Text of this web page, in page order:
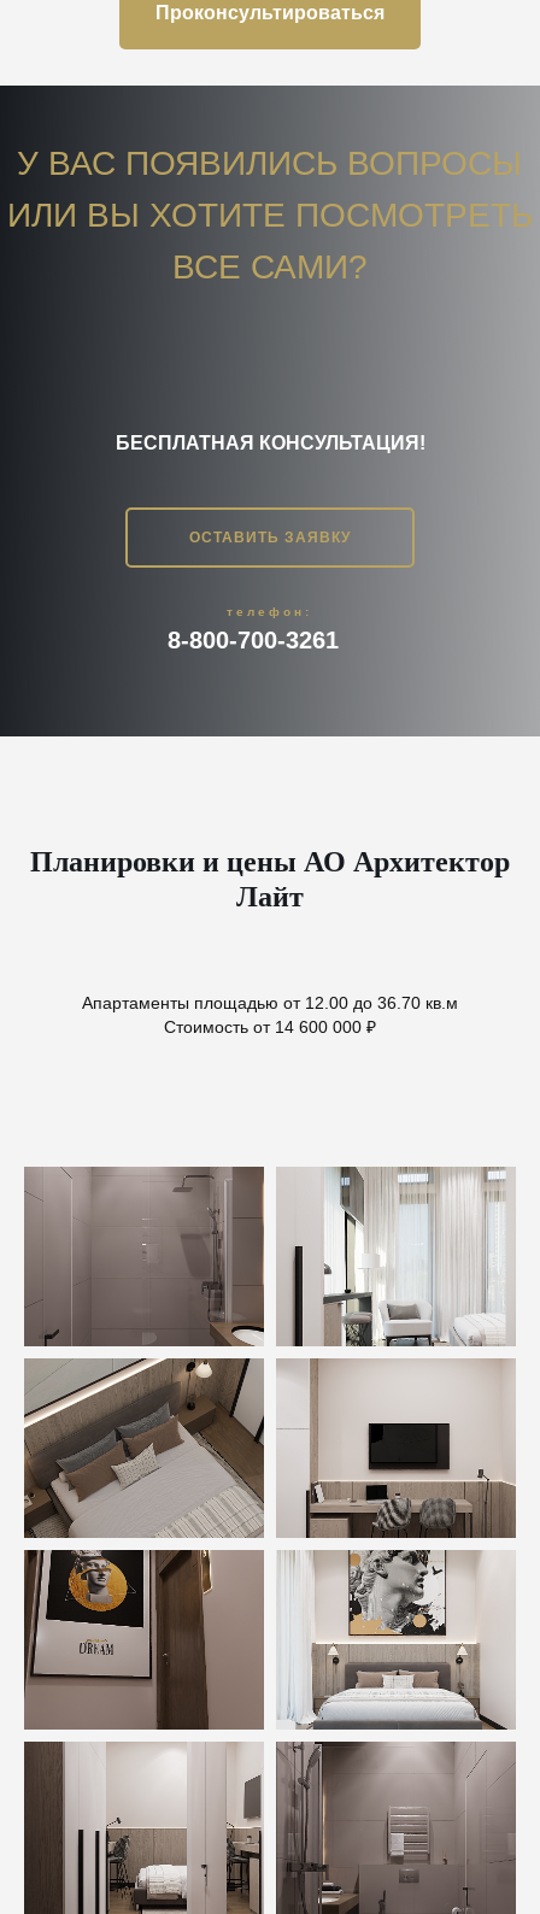
Проконсультироваться
8-800-700-3261
телефон:
У ВАС ПОЯВИЛИСЬ ВОПРОСЫ
ИЛИ ВЫ ХОТИТЕ ПОСМОТРЕТЬ
ВСЕ САМИ?
БЕСПЛАТНАЯ КОНСУЛЬТАЦИЯ!
ОСТАВИТЬ ЗАЯВКУ
Планировки и цены АО Архитектор
Лайт
Апартаменты площадью от 12.00 до 36.70 кв.м
Стоимость от 14 600 000 ₽